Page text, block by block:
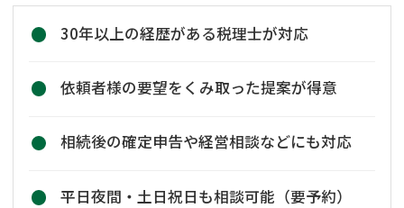
30年以上の経歴がある税理士が対応
依頼者様の要望をくみ取った提案が得意
相続後の確定申告や経営相談などにも対応
平日夜間・土日祝日も相談可能（要予約）